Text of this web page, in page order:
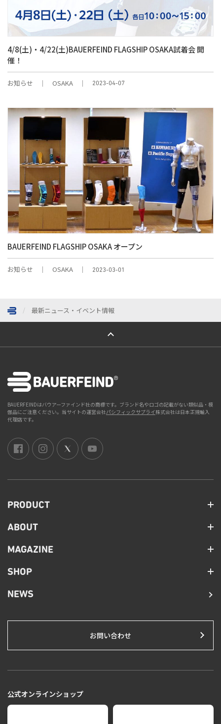
4/8(土)・4/22(土)BAUERFEIND FLAGSHIP OSAKA試着会 開
催！
お知らせ OSAKA 2023-04-07
BAUERFEIND FLAGSHIP OSAKA オープン
お知らせ OSAKA 2023-03-01
最新ニュース・イベント情報
ページトップへ
BAUERFEINDはバウアーファインド社の商標です。ブランド名やロゴの記載がない類似品・模
倣品にご注意ください。当サイトの運営会社パシフィックサプライ株式会社は日本正規輸入
代理店です。
PRODUCT
ABOUT
MAGAZINE
SHOP
NEWS
お問い合わせ
公式オンラインショップ